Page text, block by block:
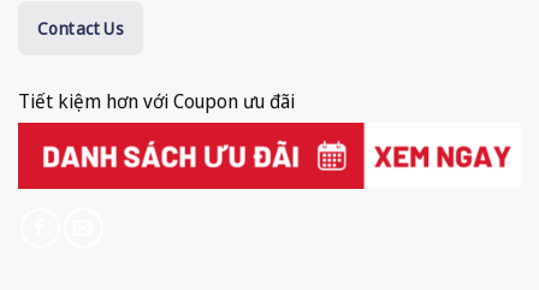
Contact Us
Tiết kiệm hơn với Coupon ưu đãi